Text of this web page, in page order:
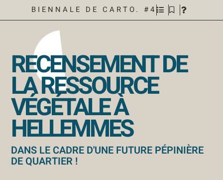
BIENNALE DE CARTO. #4
RECENSEMENT DE
LA RESSOURCE
VÉGÉTALE À
HELLEMMES
DANS LE CADRE D'UNE FUTURE PÉPINIÈRE
DE QUARTIER !